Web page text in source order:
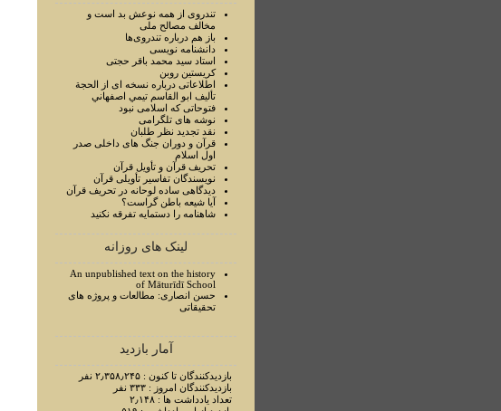
تندروی از همه نوعش بد است و
مخالف مصالح ملی
باز هم درباره تندروی‌ها
دانشنامه نویسی
استاد سيد محمد باقر حجتی
کریستین روبن
اطلاعاتی درباره نسخه ای از الحجة
تأليف ابو القاسم تيمي اصفهاني
فتوحاتی که اسلامی نبود
نوشه های تلگرامی
نقد تجدید نظر طلبان
قرآن و دوران جنگ های داخلی صدر
اول اسلام
تحريف قرآن و تأويل قرآن
نويسندگان تفاسير تأويلی قرآن
ديدگاهی ساده لوحانه در تحريف قرآن
آيا شيعه باطن گراست؟
شاهنامه را دستمايه تفرقه نکنيد
لینک های روزانه
An unpublished text on the history
of Māturīdī School
حسن انصاری: مطالعات و پروژه های
تحقیقاتی
آمار بازدید
بازدیدکنندگان تا کنون : ۲٫۳۵۸٫۲۴۵ نفر
بازدیدکنندگان امروز : ۳۳۳ نفر
تعداد یادداشت ها : ۲٫۱۴۸